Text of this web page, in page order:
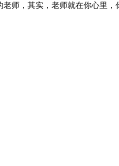
师，其实，老师就在你心里，